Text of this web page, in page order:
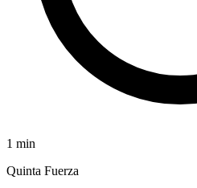
1 min
Quinta Fuerza